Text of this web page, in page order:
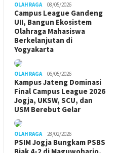
OLAHRAGA 08/05/2026
Campus League Gandeng
UII, Bangun Ekosistem
Olahraga Mahasiswa
Berkelanjutan di
Yogyakarta
OLAHRAGA 06/05/2026
Kampus Jateng Dominasi
Final Campus League 2026
Jogja, UKSW, SCU, dan
USM Berebut Gelar
OLAHRAGA 28/02/2026
PSIM Jogja Bungkam PSBS